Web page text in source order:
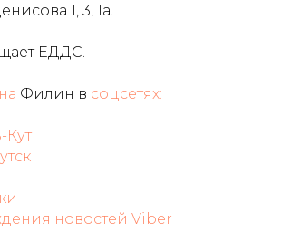
1, 3, 1а.
ЕДДС.
Филин в соцсетях:
Кут
новостей Viber